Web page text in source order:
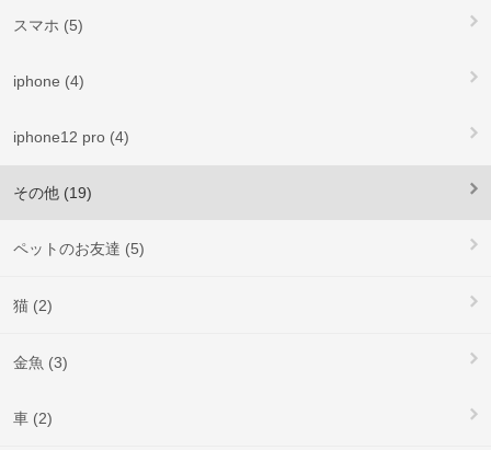
スマホ (5)
iphone (4)
iphone12 pro (4)
その他 (19)
ペットのお友達 (5)
猫 (2)
金魚 (3)
車 (2)